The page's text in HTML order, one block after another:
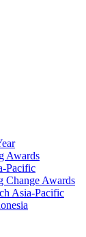
Awards
Pacific
Change Awards
Asia-Pacific